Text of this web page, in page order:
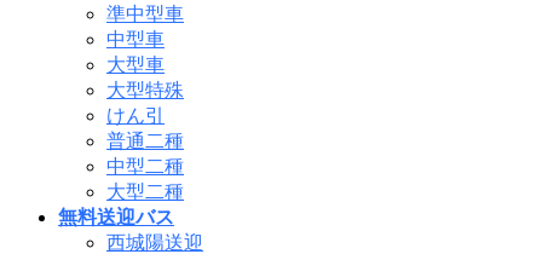
準中型車
中型車
大型車
大型特殊
けん引
普通二種
中型二種
大型二種
無料送迎バス
西城陽送迎